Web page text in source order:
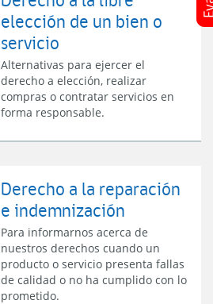
elección de un bien o
servicio
Alternativas para ejercer el
derecho a elección, realizar
compras o contratar servicios en
forma responsable.
Derecho a la reparación
e indemnización
Para informarnos acerca de
nuestros derechos cuando un
producto o servicio presenta fallas
de calidad o no ha cumplido con lo
prometido.